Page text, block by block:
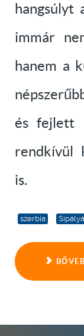
hangsúlyt
immár
hanem a
és fejlett
rendkívül
is.
szerbia